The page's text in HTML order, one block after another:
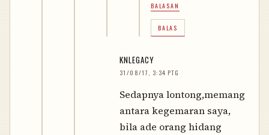
BALASAN
BALAS
KNLEGACY
31/08/17, 3:34 PTG
Sedapnya lontong,memang
antara kegemaran saya,
bila ade orang hidang